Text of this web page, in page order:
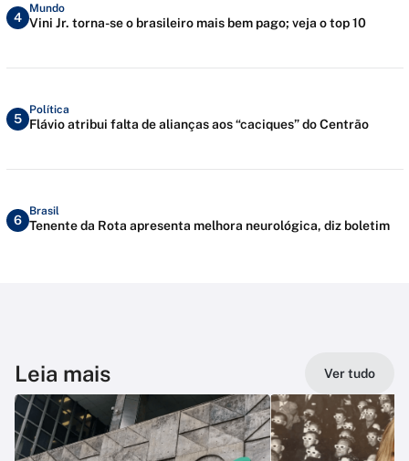
4
Mundo
Vini Jr. torna-se o brasileiro mais bem pago; veja o top 10
5
Política
Flávio atribui falta de alianças aos “caciques” do Centrão
6
Brasil
Tenente da Rota apresenta melhora neurológica, diz boletim
Leia mais Ver tudo